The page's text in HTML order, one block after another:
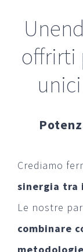
offrirti
Crediamo
sinergia
Le nostre
combinare